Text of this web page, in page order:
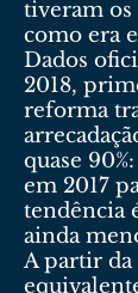
tiveram os
como era
Dados
2018,
reforma
quase
em 2017
tendência
ainda
A partir